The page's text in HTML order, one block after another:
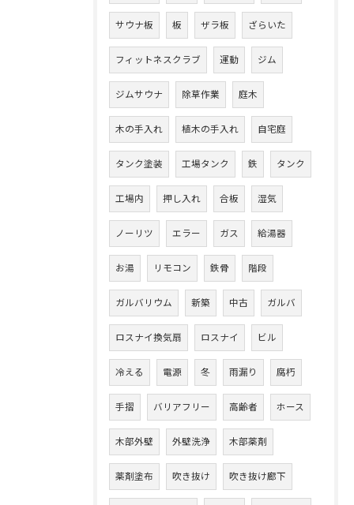
サウナ板 板 ザラ板 ざらいた
フィットネスクラブ 運動 ジム
ジムサウナ 除草作業 庭木
木の手入れ 植木の手入れ 自宅庭
タンク塗装 工場タンク 鉄 タンク
工場内 押し入れ 合板 湿気
ノーリツ エラー ガス 給湯器
お湯 リモコン 鉄骨 階段
ガルバリウム 新築 中古 ガルバ
ロスナイ換気扇 ロスナイ ビル
冷える 電源 冬 雨漏り 腐朽
手摺 バリアフリー 高齢者 ホース
木部外壁 外壁洗浄 木部薬剤
薬剤塗布 吹き抜け 吹き抜け廊下